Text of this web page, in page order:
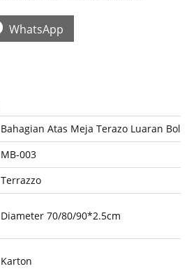
WhatsApp
Bahagian Atas Meja Terazo Luaran
MB-003
Terrazzo
Diameter 70/80/90*2.5cm
Karton